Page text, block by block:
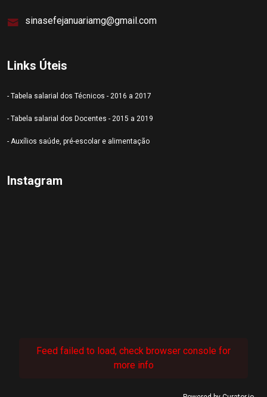
sinasefejanuariamg@gmail.com
Links Úteis
- Tabela salarial dos Técnicos - 2016 a 2017
- Tabela salarial dos Docentes - 2015 a 2019
- Auxílios saúde, pré-escolar e alimentação
Instagram
Feed failed to load, check browser console for
more info